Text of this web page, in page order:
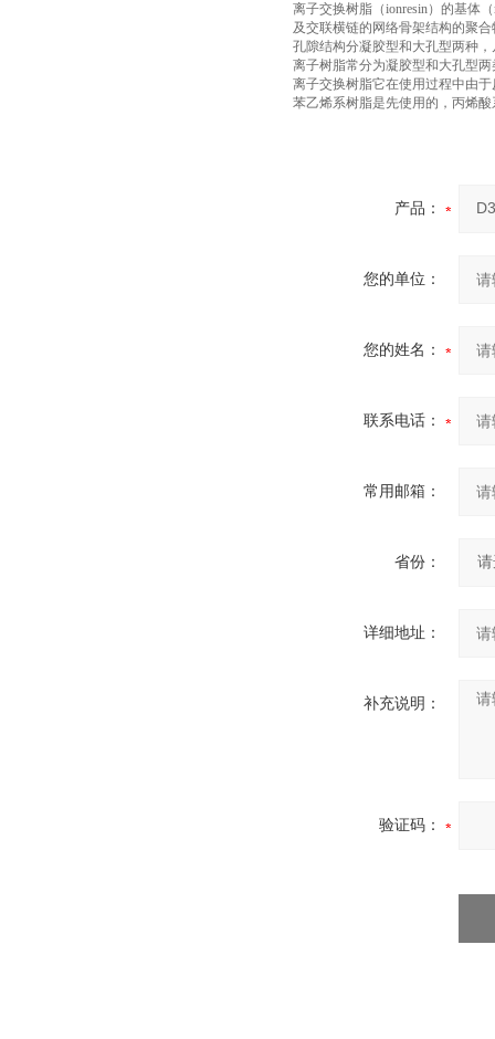
离子交换树脂（ionresin）的基体
及交联横链的网络骨架结构的聚合
孔隙结构分凝胶型和大孔型两种
离子树脂常分为凝胶型和大孔型两
离子交换树脂它在使用过程中由
苯乙烯系树脂是先使用的，丙烯
产品：
您的单位：
您的姓名：
联系电话：
常用邮箱：
省份：
详细地址：
补充说明：
验证码：